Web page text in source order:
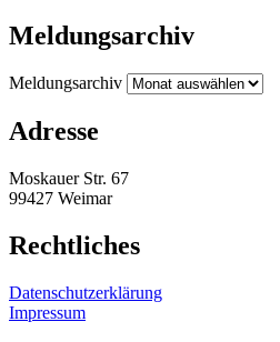
Meldungsarchiv
Meldungsarchiv
Adresse
Moskauer Str. 67
99427 Weimar
Rechtliches
Datenschutzerklärung
Impressum